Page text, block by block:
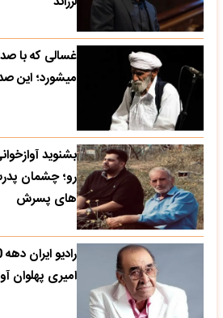
غسالی که با
میشورد؛ این
بشنوید
رو؛ چشمان
های پسرش
امیری پهلوان